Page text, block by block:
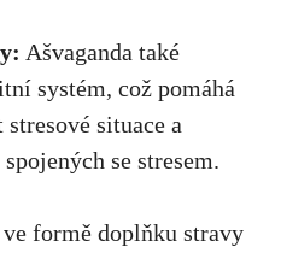
Ašvaganda také
systém, což pomáhá
situace a
se ⁢stresem.
formě doplňku‍ stravy